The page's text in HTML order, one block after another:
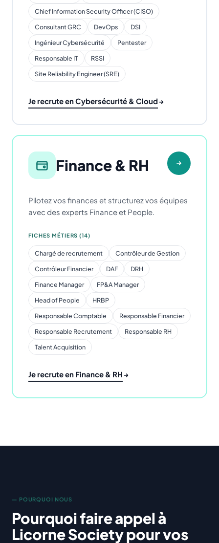
Chief Information Security Officer (CISO)
Consultant GRC
DevOps
DSI
Ingénieur Cybersécurité
Pentester
Responsable IT
RSSI
Site Reliability Engineer (SRE)
Je recrute en Cybersécurité & Cloud
Finance & RH
Pilotez vos finances et structurez vos équipes
avec des experts Finance et People.
FICHES MÉTIERS (14)
Chargé de recrutement
Contrôleur de Gestion
Contrôleur Financier
DAF
DRH
Finance Manager
FP&A Manager
Head of People
HRBP
Responsable Comptable
Responsable Financier
Responsable Recrutement
Responsable RH
Talent Acquisition
Je recrute en Finance & RH
— POURQUOI NOUS
Pourquoi faire appel à
Licorne Society pour vos